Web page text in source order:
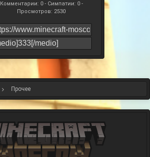
Комментарии: 0 - Симпатии: 0 -
Просмотров: 2530
Прочее